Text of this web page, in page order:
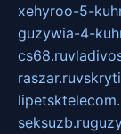
xehyroo-5-
guzywia-4-
cs68.ru
raszar.ru
seksuzb.ru